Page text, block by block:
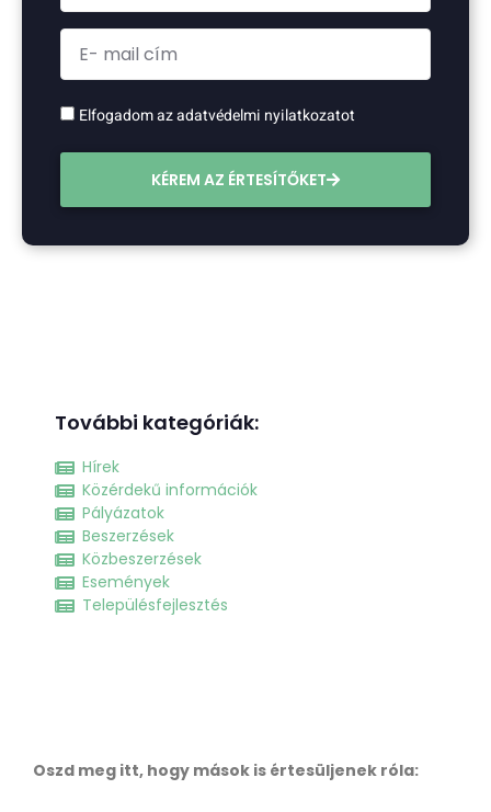
Elfogadom az adatvédelmi nyilatkozatot
KÉREM AZ ÉRTESÍTŐKET
További kategóriák:
Hírek
Közérdekű információk
Pályázatok
Beszerzések
Közbeszerzések
Események
Településfejlesztés
Oszd meg itt, hogy mások is értesüljenek róla: